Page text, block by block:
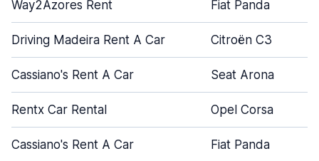
Way2Azores Rent Fiat Panda
Driving Madeira Rent A Car Citroën C3
Cassiano's Rent A Car Seat Arona
Rentx Car Rental Opel Corsa
Cassiano's Rent A Car Fiat Panda